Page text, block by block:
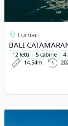
Furnari
BALI
12 letti 5 cabine
4
14.54m
View details for